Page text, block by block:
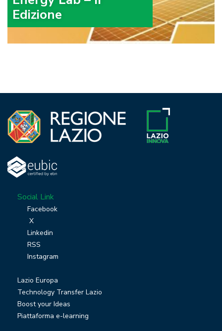
Edizione
Social Link
Facebook
X
Linkedin
RSS
Instagram
Lazio Europa
Technology Transfer Lazio
Boost your Ideas
Piattaforma e-learning